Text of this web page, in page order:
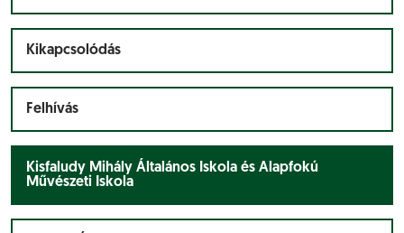
Kikapcsolódás
Felhívás
Kisfaludy Mihály Általános Iskola és Alapfokú
Művészeti Iskola